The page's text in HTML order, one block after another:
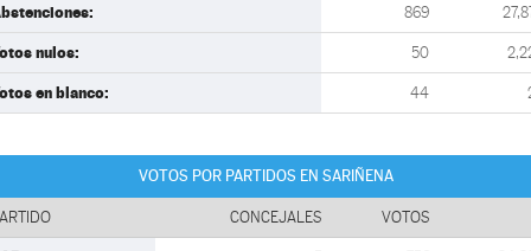
869
nulos: 50
en blanco: 44
VOTOS POR PARTIDOS EN SARIÑENA
CONCEJALES VOTOS